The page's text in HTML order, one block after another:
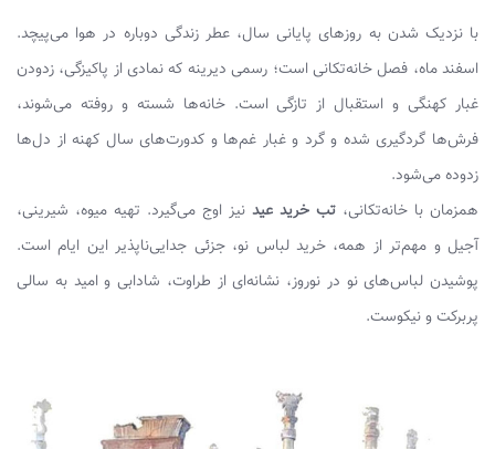
با نزدیک شدن به روزهای پایانی سال، عطر زندگی دوباره در هوا می‌پیچد.
اسفند ماه، فصل خانه‌تکانی است؛ رسمی دیرینه که نمادی از پاکیزگی، زدودن
غبار کهنگی و استقبال از تازگی است. خانه‌ها شسته و روفته می‌شوند،
فرش‌ها گردگیری شده و گرد و غبار غم‌ها و کدورت‌های سال کهنه از دل‌ها
زدوده می‌شود.
همزمان با خانه‌تکانی، تب خرید عید نیز اوج می‌گیرد. تهیه میوه، شیرینی،
آجیل و مهم‌تر از همه، خرید لباس نو، جزئی جدایی‌ناپذیر این ایام است.
پوشیدن لباس‌های نو در نوروز، نشانه‌ای از طراوت، شادابی و امید به سالی
پربرکت و نیکوست.